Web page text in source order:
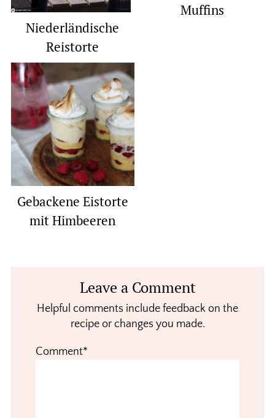
Niederländische
Reistorte
Muffins
Gebackene Eistorte
mit Himbeeren
InteractionsLeave a Comment
Helpful comments include feedback on the
recipe or changes you made.
Comment*